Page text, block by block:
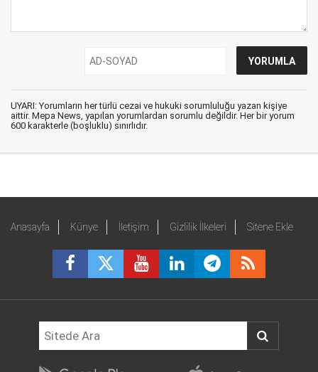
UYARI: Yorumların her türlü cezai ve hukuki sorumluluğu yazan kişiye
aittir. Mepa News, yapılan yorumlardan sorumlu değildir. Her bir yorum
600 karakterle (boşluklu) sınırlıdır.
Anasayfa Künye İletişim Gizlilik İlkeleri Sitene Ekle